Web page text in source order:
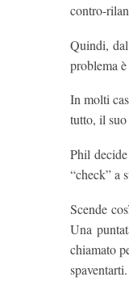
contro-
Quindi,
problema
In molti
tutto, il suo
Phil
“check” a
Scende
Una
chiamato
spaventarti.